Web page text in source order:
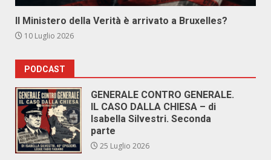
Il Ministero della Verità è arrivato a Bruxelles?
10 Luglio 2026
PODCAST
GENERALE CONTRO GENERALE.
IL CASO DALLA CHIESA – di
Isabella Silvestri. Seconda
parte
25 Luglio 2026